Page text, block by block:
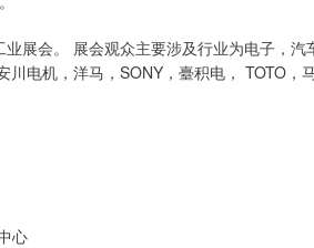
展会。 展会观众主要涉及行业为电子，汽
电机，洋马，SONY，臺积电， TOTO，
心